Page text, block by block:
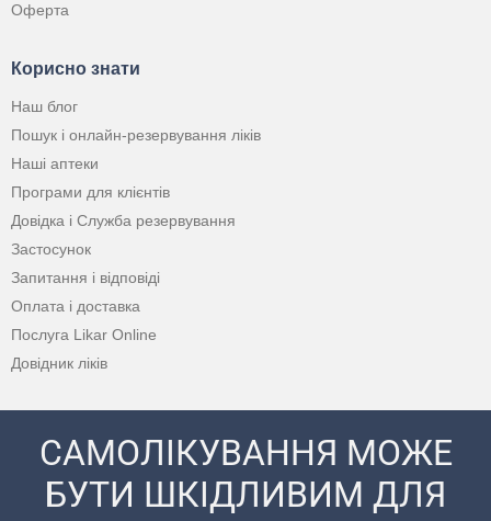
Оферта
Корисно знати
Наш блог
Пошук і онлайн-резервування ліків
Наші аптеки
Програми для клієнтів
Довідка і Служба резервування
Застосунок
Запитання і відповіді
Оплата і доставка
Послуга Likar Online
Довідник ліків
САМОЛІКУВАННЯ МОЖЕ
БУТИ ШКІДЛИВИМ ДЛЯ